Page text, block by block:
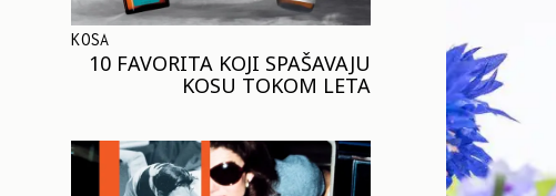
KOSA
10 FAVORITA KOJI SPAŠAVAJU
KOSU TOKOM LETA